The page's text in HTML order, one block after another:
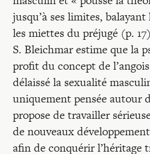
jusqu’à ses limites,
les miettes du préjugé (p.
S. Bleichmar estime que la
profit du concept de
délaissé la sexualité
uniquement pensée autour
propose de travailler
de nouveaux
afin de conquérir l’héritage